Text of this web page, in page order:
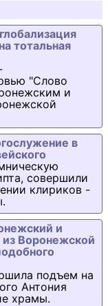
тотальная
"Слово
и
в
совершили
клириков -
и
Воронежской
подъем на
Антония
храмы.